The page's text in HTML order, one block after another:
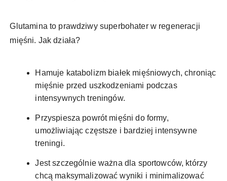
Glutamina to prawdziwy superbohater w regeneracji
mięśni. Jak działa?
Hamuje katabolizm białek mięśniowych, chroniąc
mięśnie przed uszkodzeniami podczas
intensywnych treningów.
Przyspiesza powrót mięśni do formy,
umożliwiając częstsze i bardziej intensywne
treningi.
Jest szczególnie ważna dla sportowców, którzy
chcą maksymalizować wyniki i minimalizować